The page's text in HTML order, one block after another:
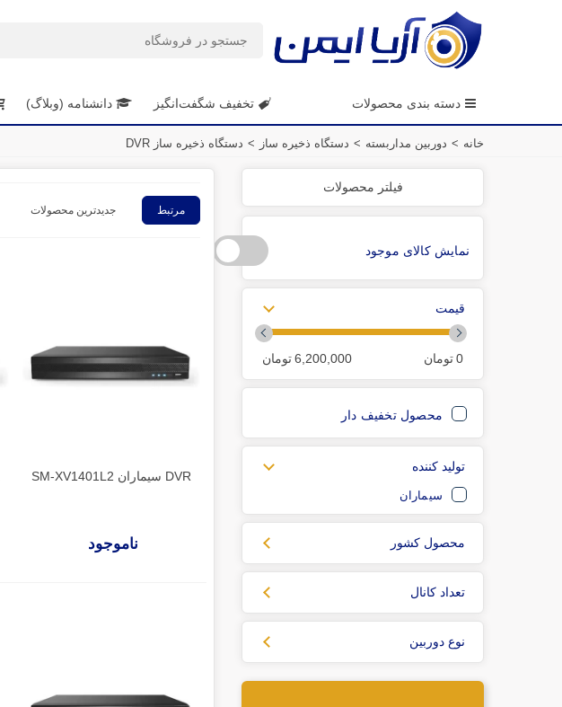
دسته بندی محصولات تخفیف شگفت‌انگیز دانشنامه (وبلاگ)
خانه > دوربین مداربسته > دستگاه ذخیره ساز > دستگاه ذخیره ساز DVR
فیلتر محصولات
نمایش کالای موجود
قیمت
0تومان 6,200,000تومان
محصول تخفیف دار
تولید کننده
سیماران
محصول کشور
تعداد کانال
نوع دوربین
مرتبط جدیدترین محصولات
DVR سیماران SM-XV1401L2
ناموجود